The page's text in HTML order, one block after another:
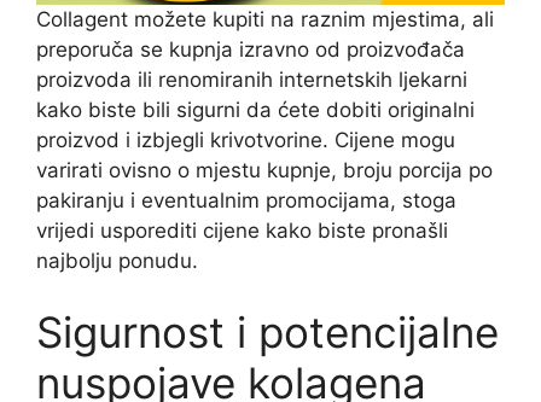
Collagent možete kupiti na raznim mjestima, ali
preporuča se kupnja izravno od proizvođača
proizvoda ili renomiranih internetskih ljekarni
kako biste bili sigurni da ćete dobiti originalni
proizvod i izbjegli krivotvorine. Cijene mogu
varirati ovisno o mjestu kupnje, broju porcija po
pakiranju i eventualnim promocijama, stoga
vrijedi usporediti cijene kako biste pronašli
najbolju ponudu.
Sigurnost i potencijalne
nuspojave kolagena